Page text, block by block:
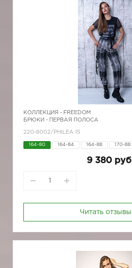
КОЛЛЕКЦИЯ - FREEDOM
БРЮКИ - ПЕРВАЯ ПОЛОСА
220-8002/PHILEA 15
164-80 164-84 164-88 170-88
9 380 руб
Читать отзывы